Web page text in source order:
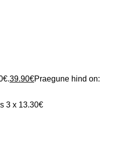
39.90€Praegune hind on:
3 x 13.30€